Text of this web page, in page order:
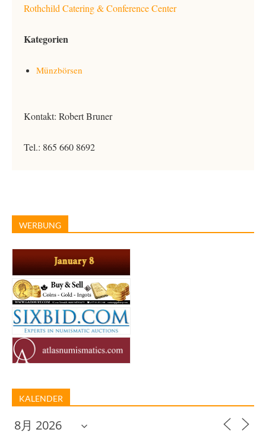
Rothchild Catering & Conference Center
Kategorien
Münzbörsen
Kontakt: Robert Bruner
Tel.: 865 660 8692
WERBUNG
KALENDER